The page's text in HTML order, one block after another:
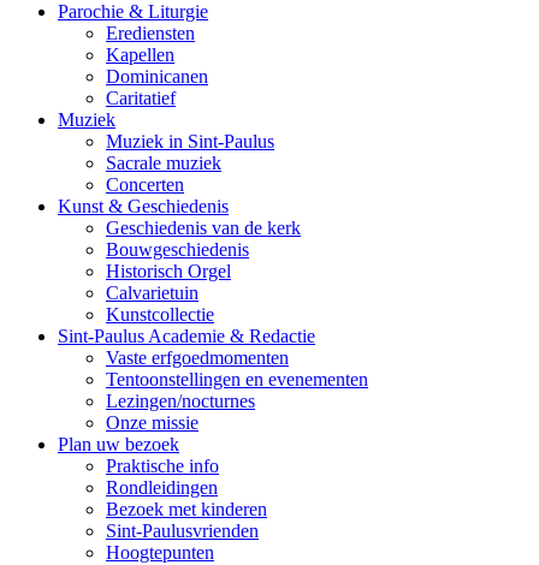
Parochie & Liturgie
Erediensten
Kapellen
Dominicanen
Caritatief
Muziek
Muziek in Sint-Paulus
Sacrale muziek
Concerten
Kunst & Geschiedenis
Geschiedenis van de kerk
Bouwgeschiedenis
Historisch Orgel
Calvarietuin
Kunstcollectie
Sint-Paulus Academie & Redactie
Vaste erfgoedmomenten
Tentoonstellingen en evenementen
Lezingen/nocturnes
Onze missie
Plan uw bezoek
Praktische info
Rondleidingen
Bezoek met kinderen
Sint-Paulusvrienden
Hoogtepunten